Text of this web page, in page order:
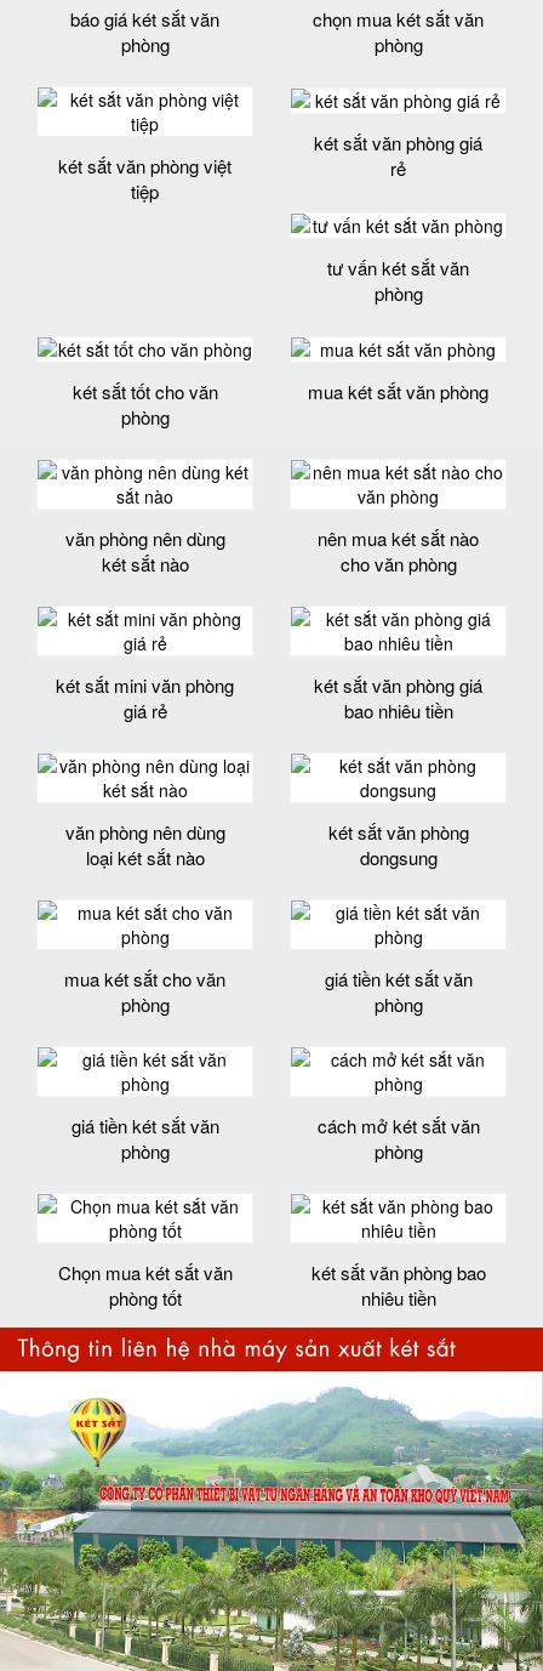
báo giá két sắt văn
phòng
chọn mua két sắt văn
phòng
két sắt văn phòng việt
tiệp
két sắt văn phòng giá
rẻ
tư vấn két sắt văn
phòng
két sắt tốt cho văn
phòng
mua két sắt văn phòng
văn phòng nên dùng
két sắt nào
nên mua két sắt nào
cho văn phòng
két sắt mini văn phòng
giá rẻ
két sắt văn phòng giá
bao nhiêu tiền
văn phòng nên dùng
loại két sắt nào
két sắt văn phòng
dongsung
mua két sắt cho văn
phòng
giá tiền két sắt văn
phòng
giá tiền két sắt văn
phòng
cách mở két sắt văn
phòng
Chọn mua két sắt văn
phòng tốt
két sắt văn phòng bao
nhiêu tiền